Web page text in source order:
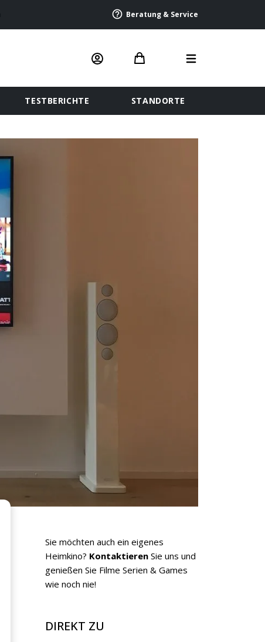
Beratung & Service
TESTBERICHTE STANDORTE
Sie möchten auch ein eigenes
Heimkino? Kontaktieren Sie uns und
genießen Sie Filme Serien & Games
wie noch nie!
DIREKT ZU